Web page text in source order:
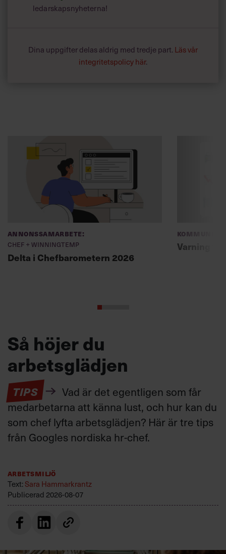
ledarskapsnyheterna!
Dina uppgifter delas aldrig med tredje part. Läs vår
integritetspolicy här.
Annonssamarbete:
Chef + Winningtemp
Delta i Chefbarometern 2026
Varning
Så höjer du
arbetsglädjen
TIPS
Vad är det egentligen som får
medarbetarna att känna lust, och hur kan du
som chef lyfta arbetsglädjen? Här är tre tips
från Googles nordiska hr-chef.
Arbetsmiljö
Text:Sara Hammarkrantz
Publicerad 2026-08-07